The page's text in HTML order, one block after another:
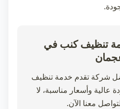
تنظيف كنب في
شركة تقدم خدمة تنظيف
وأسعار مناسبة، لا
معنا الآن.